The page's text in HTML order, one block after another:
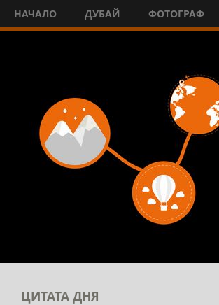
НАЧАЛО ДУБАЙ ФОТОГРАФ
ЦИТАТА ДНЯ